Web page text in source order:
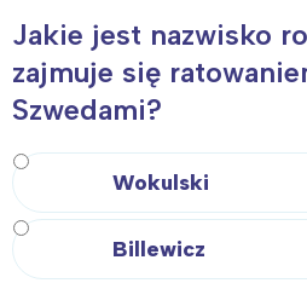
Jakie jest nazwisko
zajmuje się
Szwedami?
Wokulski
Billewicz